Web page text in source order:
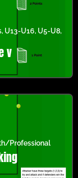
, U13-U16, U5-U8,
v
Professional